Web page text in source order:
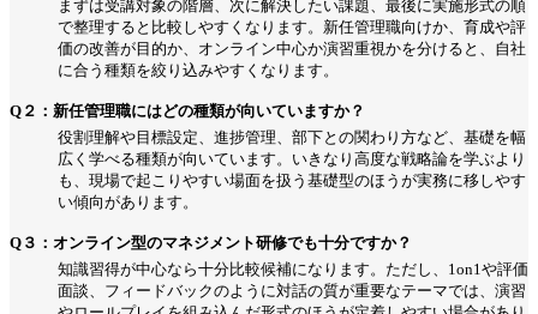
まずは受講対象の階層、次に解決したい課題、最後に実施形式の順
で整理すると比較しやすくなります。新任管理職向けか、育成や評
価の改善が目的か、オンライン中心か演習重視かを分けると、自社
に合う種類を絞り込みやすくなります。
Q２：新任管理職にはどの種類が向いていますか？
役割理解や目標設定、進捗管理、部下との関わり方など、基礎を幅
広く学べる種類が向いています。いきなり高度な戦略論を学ぶより
も、現場で起こりやすい場面を扱う基礎型のほうが実務に移しやす
い傾向があります。
Q３：オンライン型のマネジメント研修でも十分ですか？
知識習得が中心なら十分比較候補になります。ただし、1on1や評価
面談、フィードバックのように対話の質が重要なテーマでは、演習